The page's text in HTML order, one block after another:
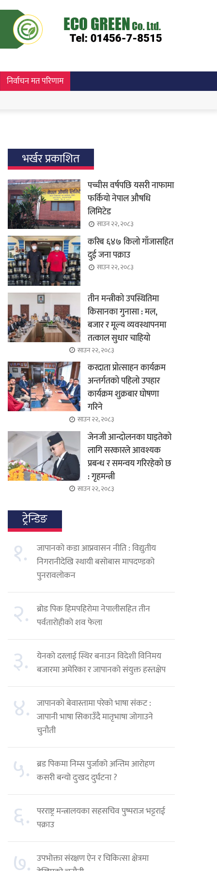
निर्वाचन मत परिणाम
भर्खर प्रकाशित
पच्चीस वर्षपछि यसरी नाफामा
फर्कियो नेपाल औषधि
लिमिटेड
साउन २२, २०८३
करिब ६४७ किलो गाँजासहित
दुई जना पक्राउ
साउन २२, २०८३
तीन मन्त्रीको उपस्थितिमा
किसानका गुनासा : मल,
बजार र मूल्य व्यवस्थापनमा
तत्काल सुधार चाहियो
साउन २२, २०८३
करदाता प्रोत्साहन कार्यक्रम
अन्तर्गतको पहिलो उपहार
कार्यक्रम शुक्रबार घोषणा
गरिने
साउन २२, २०८३
जेनजी आन्दोलनका घाइतेको
लागि सरकारले आवश्यक
प्रबन्ध र समन्वय गरिरहेको छ
: गृहमन्त्री
साउन २२, २०८३
ट्रेन्डिङ
१.
जापानको कडा आप्रवासन नीति : विद्युतीय
निगरानीदेखि स्थायी बसोबास मापदण्डको
पुनरावलोकन
२.
ब्रोड पिक हिमपहिरोमा नेपालीसहित तीन
पर्वतारोहीको शव फेला
३.
येनको दरलाई स्थिर बनाउन विदेशी विनिमय
बजारमा अमेरिका र जापानको संयुक्त हस्तक्षेप
४. जापानको बेवास्तामा परेको भाषा संकट :
जापानी भाषा सिकाउँदै मातृभाषा जोगाउने
चुनौती
५. ब्रड पिकमा निम्स पुर्जाको अन्तिम आरोहण
कसरी बन्यो दुःखद दुर्घटना ?
६. परराष्ट्र मन्त्रालयका सहसचिव पुष्पराज भट्टराई
पक्राउ
उपभोक्ता संरक्षण ऐन र चिकित्सा क्षेत्रमा